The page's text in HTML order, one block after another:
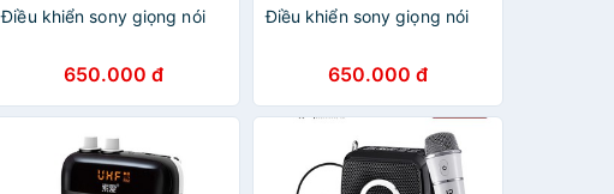
Điều khiển sony giọng nói
650.000 đ
Điều khiển sony giọng nói
650.000 đ